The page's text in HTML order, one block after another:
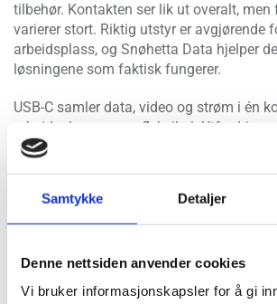
Samtykke Detaljer
Denne nettsiden anvender cookies
Vi bruker informasjonskapsler for å gi
tilbehør. Kontakten ser lik ut overalt, men
varierer stort. Riktig utstyr er avgjørende
arbeidsplass, og Snøhetta Data hjelper
løsningene som faktisk fungerer.
USB-C samler data, video og strøm i én
arbeidsplassen mer fleksibel.
porter har ulike egenskaper. Noen kabler
ustabil lading, svak ytelse eller
skjermen.
Forskjellige standarder som USB 3.2,
tilbyr svært ulike hastigheter og